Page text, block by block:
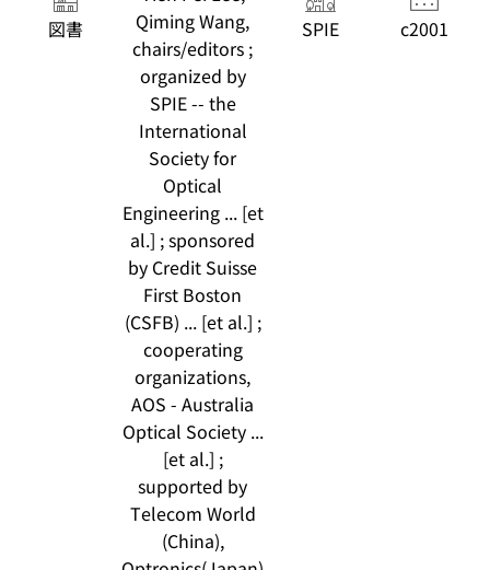
November 2001,
Beijing, Chaina
図書
Qiming Wang,
chairs/editors ;
organized by
SPIE -- the
International
Society for
Optical
Engineering ... [et
al.] ; sponsored
by Credit Suisse
First Boston
(CSFB) ... [et al.] ;
cooperating
organizations,
AOS - Australia
Optical Society ...
[et al.] ;
supported by
Telecom World
(China),
SPIE c2001